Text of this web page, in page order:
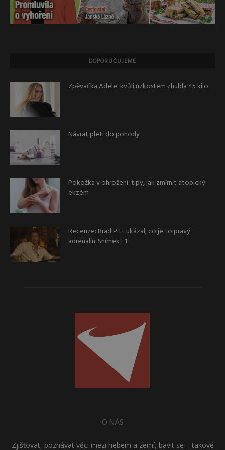
DOPORUČUJEME
Zpěvačka Adele: kvůli úzkostem zhubla 45 kilo
Návrat pleti do pohody
Pokožka v ohrožení: tipy, jak zmírnit atopický
ekzém
Recenze: Brad Pitt ukázal, co je to pravý
adrenalin. Snímek F1...
O NÁS
Zjišťovat, poznávat věci mezi nebem a zemí, bavit se – takové